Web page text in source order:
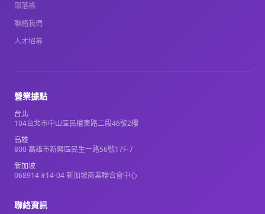
部落格
聯絡我們
人才招募
營業據點
台北
104台北市中山區民權東路二段46號2樓
高雄
800 高雄市新興區民生一路56號17F-7
新加坡
068914 #14-04 新加坡商業聯合會中心
聯絡資訊